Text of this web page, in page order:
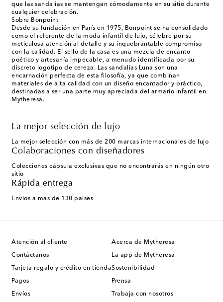
que las sandalias se mantengan cómodamente en su sitio durante
cualquier celebración.
Sobre Bonpoint
Desde su fundación en París en 1975, Bonpoint se ha consolidado
como el referente de la moda infantil de lujo, célebre por su
meticulosa atención al detalle y su inquebrantable compromiso
con la calidad. El sello de la casa es una mezcla de encanto
poético y artesanía impecable, a menudo identificada por su
discreto logotipo de cereza. Las sandalias Luna son una
encarnación perfecta de esta filosofía, ya que combinan
materiales de alta calidad con un diseño encantador y práctico,
destinadas a ser una parte muy apreciada del armario infantil en
Mytheresa.
La mejor selección de lujo
La mejor selección con más de 200 marcas internacionales de lujo
Colaboraciones con diseñadores
Colecciones cápsula exclusivas que no encontrarás en ningún otro
sitio
Rápida entrega
Envíos a más de 130 países
Atención al cliente
Contáctanos
Tarjeta regalo y crédito en tienda
Pagos
Envíos
Acerca de Mytheresa
La app de Mytheresa
Sostenibilidad
Prensa
Trabaja con nosotros